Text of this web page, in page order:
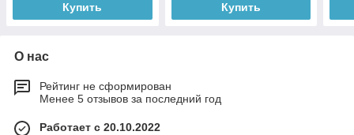
Купить Купить
О нас
Рейтинг не сформирован
Менее 5 отзывов за последний год
Работает с 20.10.2022